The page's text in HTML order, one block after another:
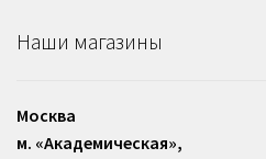
Наши магазины
Москва
м. «Академическая»,